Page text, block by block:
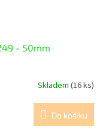
- 50mm
Skladem (16 ks)
Do košíku